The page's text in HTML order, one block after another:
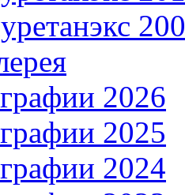
2026
2025
2024